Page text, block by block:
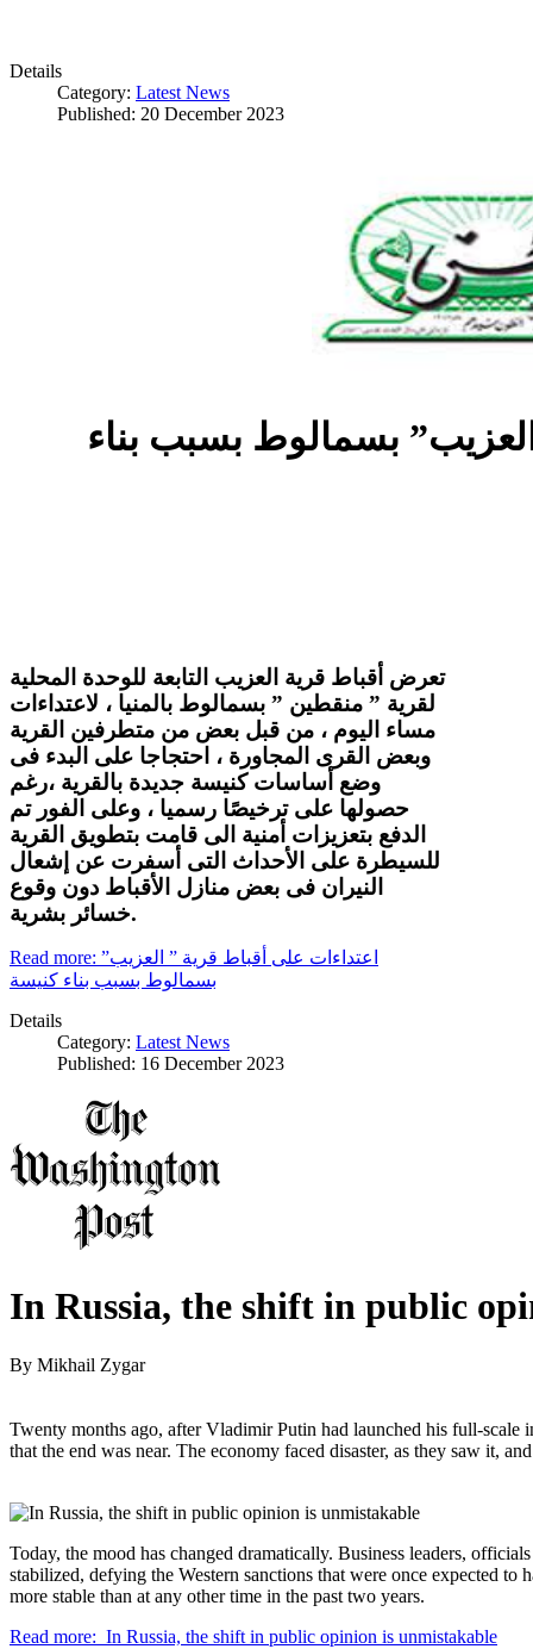
Details
Category: Latest News
Published: 20 December 2023
بسمالوط بسبب بناء
تعرض أقباط قرية العزيب التابعة للوحدة المحلية
لقرية ” منقطين ” بسمالوط بالمنيا ، لاعتداءات
مساء اليوم ، من قبل بعض من متطرفين القرية
وبعض القرى المجاورة ، احتجاجا على البدء فى
وضع أساسات كنيسة جديدة بالقرية ،رغم
حصولها على ترخيصًا رسميا ، وعلى الفور تم
الدفع بتعزيزات أمنية الى قامت بتطويق القرية
للسيطرة على الأحداث التى أسفرت عن إشعال
النيران فى بعض منازل الأقباط دون وقوع
خسائر بشرية.
Read more: اعتداءات على أقباط قرية ” العزيب”
بسمالوط بسبب بناء كنيسة
Details
Category: Latest News
Published: 16 December 2023
In Russia, the shift in public
By Mikhail Zygar
Twenty months ago, after Vladimir Putin had launched his full-
that the end was near. The economy faced disaster, as they saw it,
Today, the mood has changed dramatically. Business leaders,
stabilized, defying the Western sanctions that were once expected to
more stable than at any other time in the past two years.
Read more: In Russia, the shift in public opinion is unmistakable